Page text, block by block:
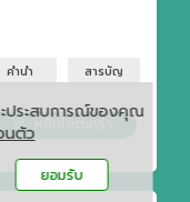
คำนำ สารบัญ
ะประสบการณ์ของคุณ
นตัว
ยอมรับ